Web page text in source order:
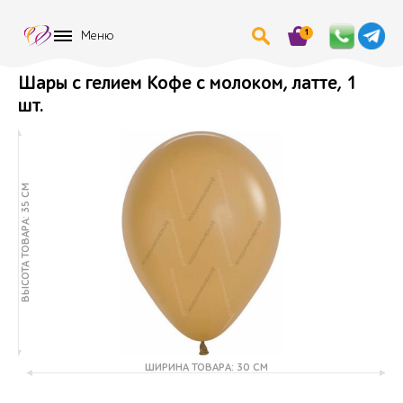
Меню 1
Шары с гелием Кофе с молоком, латте, 1
шт.
ВЫСОТА ТОВАРА: 35 СМ
ШИРИНА ТОВАРА: 30 СМ